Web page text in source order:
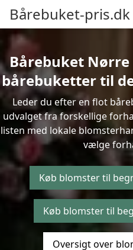
Bårebuket-pris.dk
Bårebuket
bårebuketter til
Leder du efter en flot
udvalget fra forskellige
listen med lokale
vælge
Køb blomster til
Køb blomster til
Oversigt over